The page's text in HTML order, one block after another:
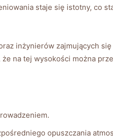
staje się istotny, co
inżynierów zajmujących
na tej wysokości można
opuszczania